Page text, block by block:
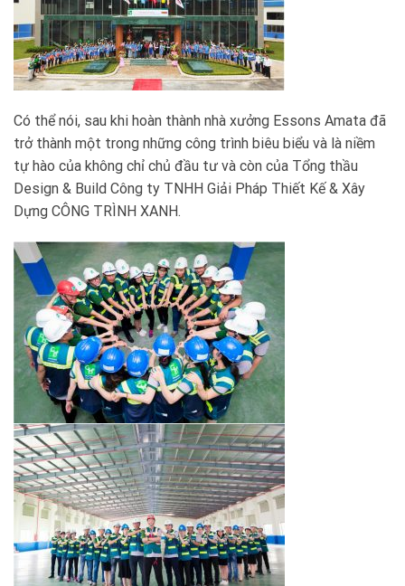
Có thể nói, sau khi hoàn thành nhà xưởng Essons Amata đã
trở thành một trong những công trình biêu biểu và là niềm
tự hào của không chỉ chủ đầu tư và còn của Tổng thầu
Design & Build Công ty TNHH Giải Pháp Thiết Kế & Xây
Dựng CÔNG TRÌNH XANH.